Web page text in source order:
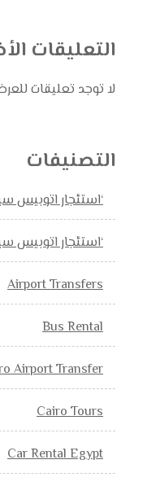
التعليقات
لا توجد تعليقات
التصنيفات
‘استئجار اتوبيس
‘استئجار اتوبيس
Airport Transfers
Bus Rental
Airport Transfer
Cairo Tours
Car Rental Egypt